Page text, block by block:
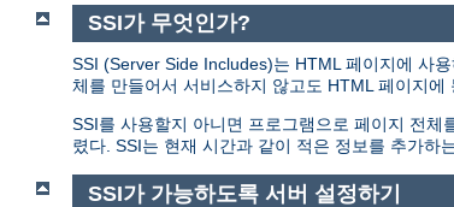
SSI가 무엇인가?
SSI (Server Side Includes)는 HTML 페이지에 사
체를 만들어서 서비스하지 않고도 HTML 페이지에
SSI를 사용할지 아니면 프로그램으로 페이지 전
렸다. SSI는 현재 시간과 같이 적은 정보를 추가하
SSI가 가능하도록 서버 설정하기